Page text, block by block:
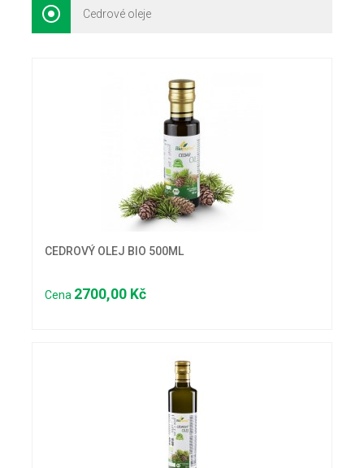
Cedrové oleje
CEDROVÝ OLEJ BIO 500ML
Cena 2700,00 Kč